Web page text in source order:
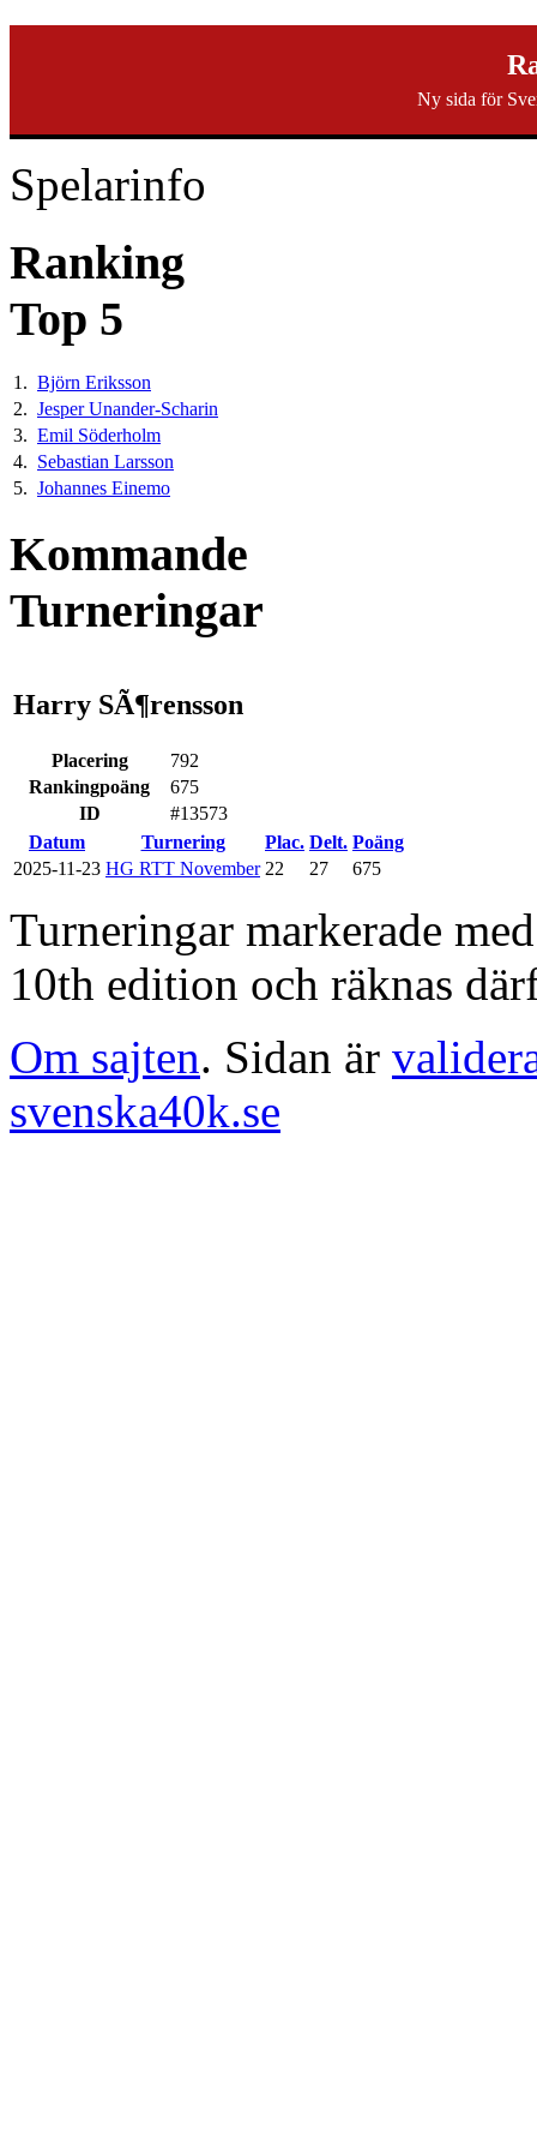
Ny sida för
Spelarinfo
Ranking
Top 5
1. Björn Eriksson
2. Jesper Unander-Scharin
3. Emil Söderholm
4. Sebastian Larsson
5. Johannes Einemo
Kommande
Turneringar
Harry SÃ¶rensson
Placering
792
Rankingpoäng
675
ID
#13573
Datum
Turnering Plac. Delt. Poäng
2025-11-23 HG RTT November 22 27 675
Turneringar markerade
10th edition och räknas
Om sajten. Sidan är
svenska40k.se